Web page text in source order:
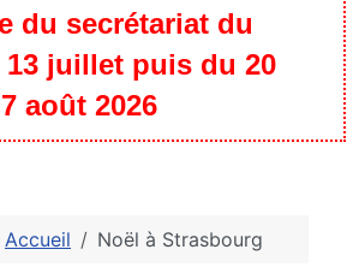
du secrétariat du
13 juillet puis du 20
août 2026
Accueil Noël à Strasbourg